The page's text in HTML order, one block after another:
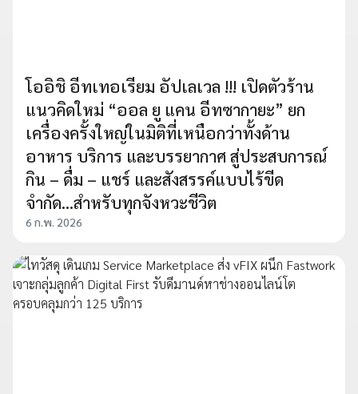
โออิชิ อีทเทอเรียม อัปเลเวล !!! เปิดตัวร้าน
แนวคิดใหม่ “ออล ยู แคน อีทซากายะ” ยก
เครื่องครั้งใหญ่ในมิติที่เหนือกว่าทั้งด้าน
อาหาร บริการ และบรรยากาศ สู่ประสบการณ์
กิน – ดื่ม – แชร์ และสังสรรค์แบบไร้ขีด
จำกัด...สำหรับทุกจังหวะชีวิต
6 ก.พ. 2026